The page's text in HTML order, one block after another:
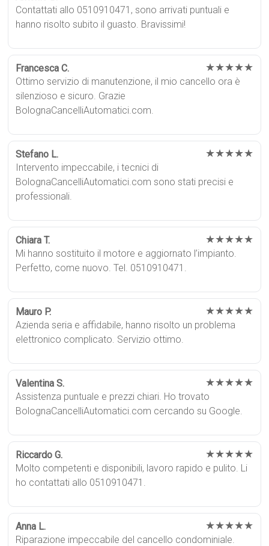
Contattati allo 0510910471, sono arrivati puntuali e
hanno risolto subito il guasto. Bravissimi!
Francesca C. ★★★★★
Ottimo servizio di manutenzione, il mio cancello ora è
silenzioso e sicuro. Grazie
BolognaCancelliAutomatici.com.
Stefano L. ★★★★★
Intervento impeccabile, i tecnici di
BolognaCancelliAutomatici.com sono stati precisi e
professionali.
Chiara T. ★★★★★
Mi hanno sostituito il motore e aggiornato l’impianto.
Perfetto, come nuovo. Tel. 0510910471.
Mauro P. ★★★★★
Azienda seria e affidabile, hanno risolto un problema
elettronico complicato. Servizio ottimo.
Valentina S. ★★★★★
Assistenza puntuale e prezzi chiari. Ho trovato
BolognaCancelliAutomatici.com cercando su Google.
Riccardo G. ★★★★★
Molto competenti e disponibili, lavoro rapido e pulito. Li
ho contattati allo 0510910471.
Anna L. ★★★★★
Riparazione impeccabile del cancello condominiale.